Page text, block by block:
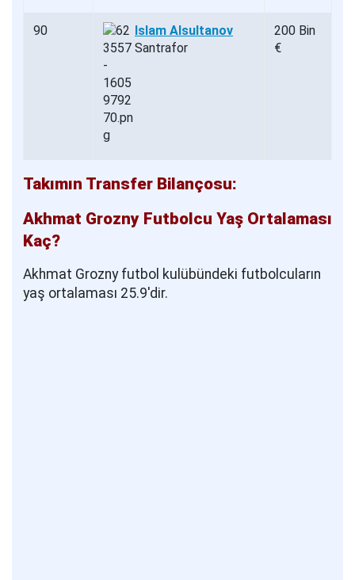
90
Islam Alsultanov
Santrafor
200 Bin
€
Takımın Transfer Bilançosu:
Akhmat Grozny Futbolcu Yaş Ortalaması
Kaç?
Akhmat Grozny futbol kulübündeki futbolcuların
yaş ortalaması 25.9'dir.